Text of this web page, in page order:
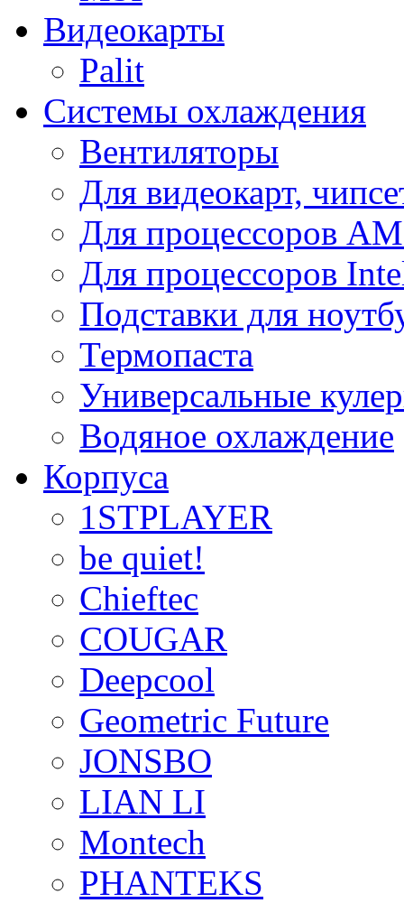
Видеокарты
Palit
Системы охлаждения
Вентиляторы
Для видеокарт,
Для процессоров
Для процессоров
Подставки для
Термопаста
Универсальные
Водяное охлаждение
Корпуса
1STPLAYER
be quiet!
Chieftec
COUGAR
Deepcool
Geometric Future
JONSBO
LIAN LI
Montech
PHANTEKS